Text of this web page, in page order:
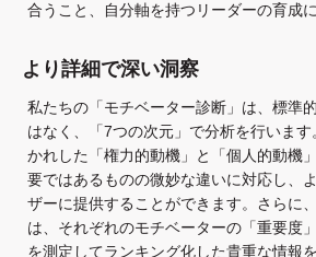
合うこと、自分軸を持つリーダーの育成
より詳細で深い洞察
私たちの「モチベーター診断」は、標準
はなく、「7つの次元」で分析を行いま
かれした「権力的動機」と「個人的動機
要ではあるものの微妙な違いに対応し、
ザーに提供することができます。さらに
は、それぞれのモチベーターの「重要度
を測定してランキング化した貴重な情報